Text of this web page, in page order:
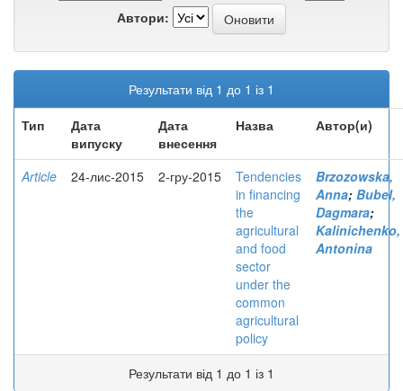
Автори:
Результати від 1 до 1 із 1
Тип
Дата
випуску
Дата
внесення
Назва Автор(и)
Article 24-лис-2015 2-гру-2015
Tendencies
in financing
the
agricultural
and food
sector
under the
common
agricultural
policy
Brzozowska,
Anna; Bubel,
Dagmara;
Kalinichenko,
Antonina
Результати від 1 до 1 із 1